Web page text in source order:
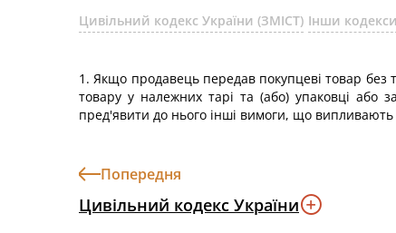
Цивільний кодекс України (ЗМІСТ) Інши кодекси
1. Якщо продавець передав покупцеві товар без
товару у належних тарі та (або) упаковці або
пред'явити до нього інші вимоги, що випливають
Попередня
Цивільний кодекс України